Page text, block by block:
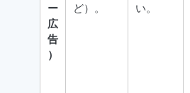
ー
広
告
）
ど）。
い。